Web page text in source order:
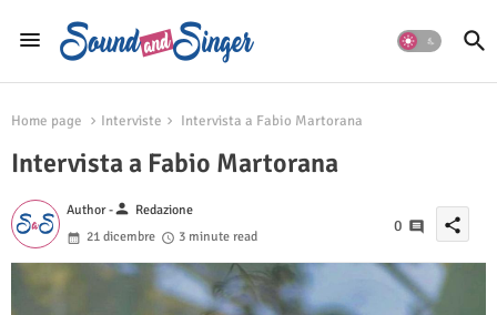
Home page Interviste Intervista a Fabio Martorana
Intervista a Fabio Martorana
Author -person Redazione
21 dicembre
3 minute read
0 share